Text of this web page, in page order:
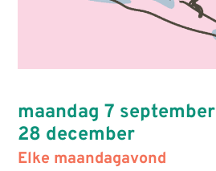
maandag 7
28 december
Elke maandagavond